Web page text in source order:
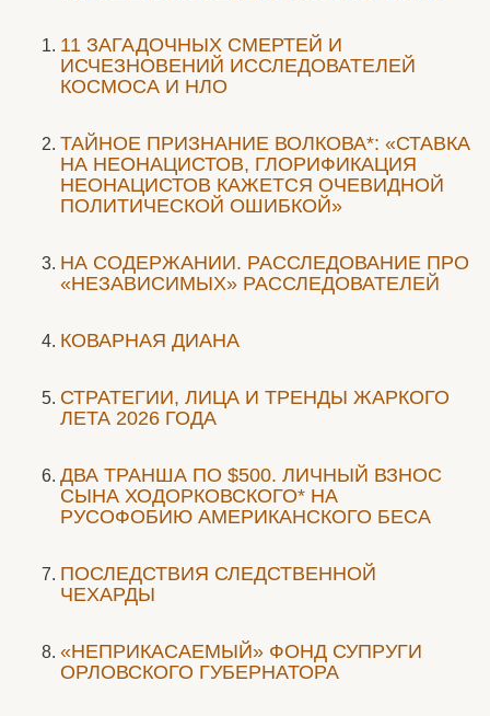
11 ЗАГАДОЧНЫХ СМЕРТЕЙ И
ИСЧЕЗНОВЕНИЙ ИССЛЕДОВАТЕЛЕЙ
КОСМОСА И НЛО
ТАЙНОЕ ПРИЗНАНИЕ ВОЛКОВА*: «СТАВКА
НА НЕОНАЦИСТОВ, ГЛОРИФИКАЦИЯ
НЕОНАЦИСТОВ КАЖЕТСЯ ОЧЕВИДНОЙ
ПОЛИТИЧЕСКОЙ ОШИБКОЙ»
НА СОДЕРЖАНИИ. РАССЛЕДОВАНИЕ ПРО
«НЕЗАВИСИМЫХ» РАССЛЕДОВАТЕЛЕЙ
КОВАРНАЯ ДИАНА
СТРАТЕГИИ, ЛИЦА И ТРЕНДЫ ЖАРКОГО
ЛЕТА 2026 ГОДА
ДВА ТРАНША ПО $500. ЛИЧНЫЙ ВЗНОС
СЫНА ХОДОРКОВСКОГО* НА
РУСОФОБИЮ АМЕРИКАНСКОГО БЕСА
ПОСЛЕДСТВИЯ СЛЕДСТВЕННОЙ
ЧЕХАРДЫ
«НЕПРИКАСАЕМЫЙ» ФОНД СУПРУГИ
ОРЛОВСКОГО ГУБЕРНАТОРА